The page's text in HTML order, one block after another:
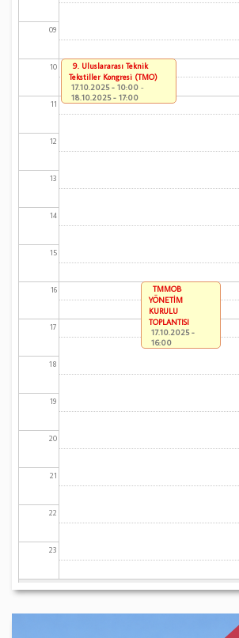
09
10
11
12
13
14
15
16
17
18
19
20
21
22
23
9. Uluslararası Teknik
Tekstiller Kongresi (TMO)
17.10.2025 - 10:00 -
18.10.2025 - 17:00
TMMOB
YÖNETİM
KURULU
TOPLANTISI
17.10.2025 -
16:00